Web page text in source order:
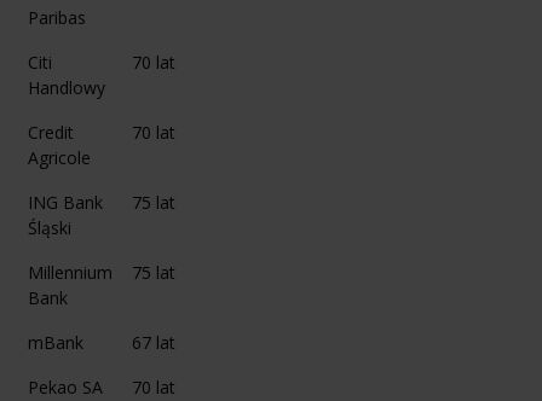
Paribas
Citi
Handlowy
70 lat
Credit
Agricole
70 lat
ING Bank
Śląski
75 lat
Millennium
Bank
75 lat
mBank
67 lat
Pekao SA
70 lat